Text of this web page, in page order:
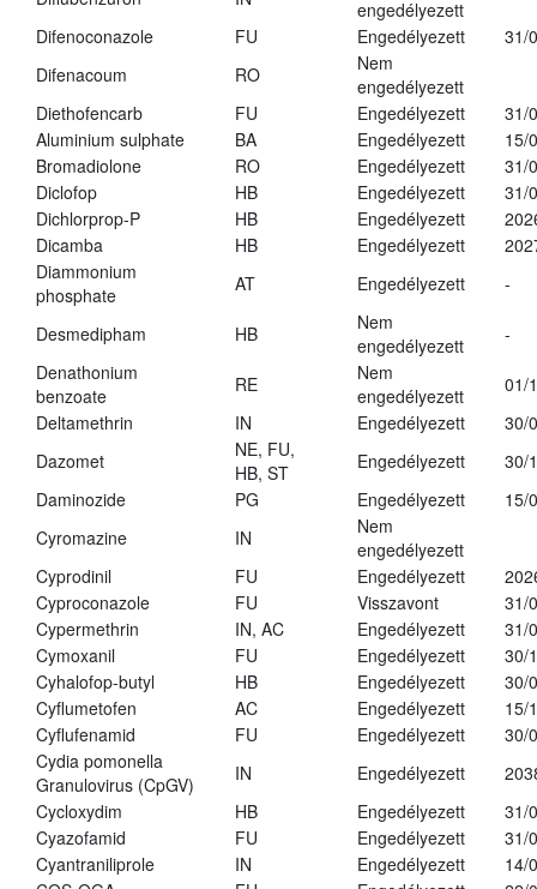
engedélyezett
Difenoconazole
FU Engedélyezett
31/
Difenacoum
RO
Nem
engedélyezett
Diethofencarb
FU Engedélyezett
31/
Aluminium sulphate
BA Engedélyezett
15/
Bromadiolone
RO Engedélyezett
31/
Diclofop
HB Engedélyezett
31/
Dichlorprop-P
HB Engedélyezett
Dicamba
HB Engedélyezett
Diammonium
phosphate
AT Engedélyezett -
Desmedipham HB
Nem
engedélyezett
-
Denathonium
benzoate
RE
Nem
engedélyezett
01/
Deltamethrin
IN Engedélyezett
30/
Dazomet
NE, FU,
HB, ST
Engedélyezett
30/
Daminozide
PG Engedélyezett
15/
Cyromazine
IN
Nem
engedélyezett
Cyprodinil
FU Engedélyezett
Cyproconazole
FU Visszavont
31/
Cypermethrin
IN, AC Engedélyezett
31/
Cymoxanil
FU Engedélyezett
30/
Cyhalofop-butyl
HB Engedélyezett
30/
Cyflumetofen
AC Engedélyezett
15/
Cyflufenamid
FU Engedélyezett
30/
Cydia pomonella
Granulovirus (CpGV)
IN Engedélyezett
Cycloxydim
HB Engedélyezett
31/
Cyazofamid
FU Engedélyezett
31/
Cyantraniliprole
IN Engedélyezett
14/